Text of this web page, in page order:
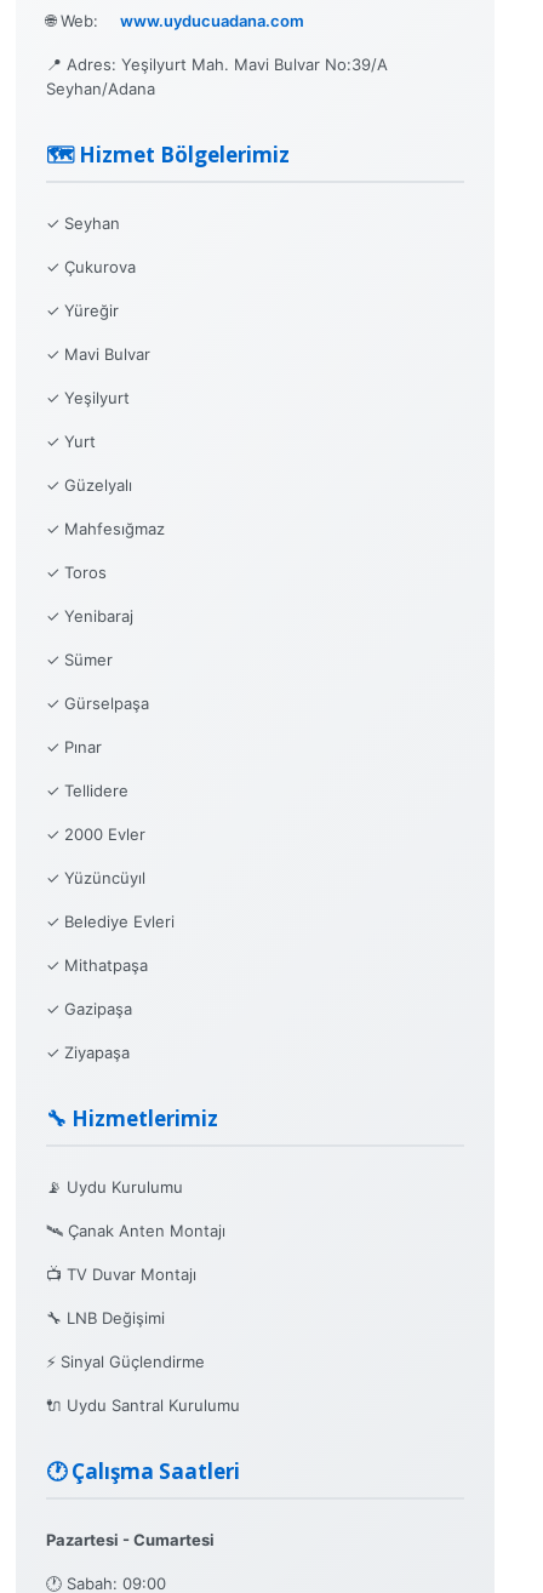
🌐 Web: www.uyducuadana.com
📍 Adres: Yeşilyurt Mah. Mavi Bulvar No:39/A
Seyhan/Adana
🗺️ Hizmet Bölgelerimiz
✓ Seyhan
✓ Çukurova
✓ Yüreğir
✓ Mavi Bulvar
✓ Yeşilyurt
✓ Yurt
✓ Güzelyalı
✓ Mahfesığmaz
✓ Toros
✓ Yenibaraj
✓ Sümer
✓ Gürselpaşa
✓ Pınar
✓ Tellidere
✓ 2000 Evler
✓ Yüzüncüyıl
✓ Belediye Evleri
✓ Mithatpaşa
✓ Gazipaşa
✓ Ziyapaşa
🔧 Hizmetlerimiz
📡 Uydu Kurulumu
🛰️ Çanak Anten Montajı
📺 TV Duvar Montajı
🔧 LNB Değişimi
⚡ Sinyal Güçlendirme
🔌 Uydu Santral Kurulumu
🕐 Çalışma Saatleri
Pazartesi - Cumartesi
🕐 Sabah: 09:00